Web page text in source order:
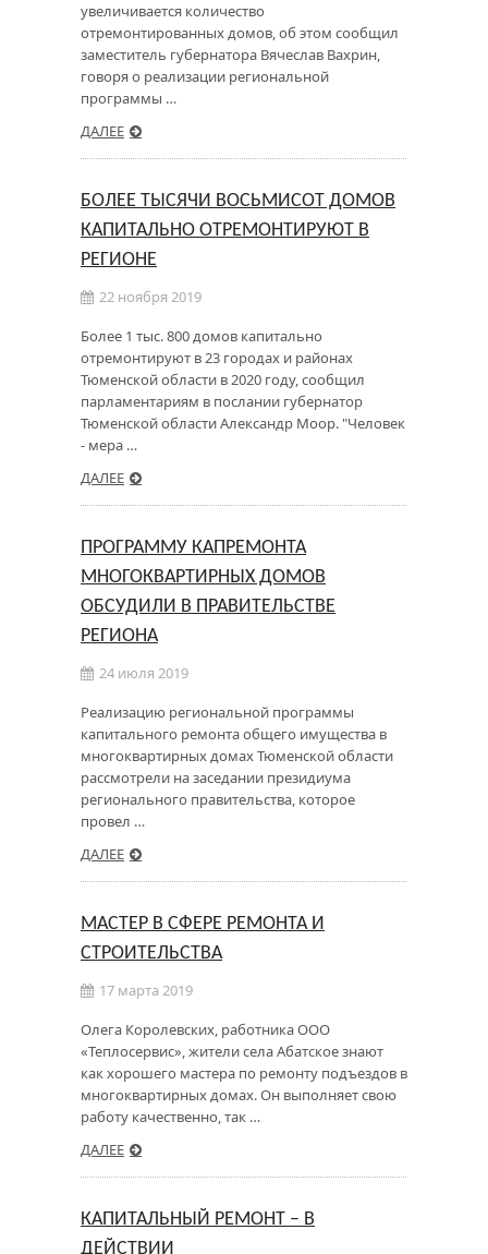
увеличивается количество
отремонтированных домов, об этом сообщил
заместитель губернатора Вячеслав Вахрин,
говоря о реализации региональной
программы …
ДАЛЕЕ
БОЛЕЕ ТЫСЯЧИ ВОСЬМИСОТ ДОМОВ
КАПИТАЛЬНО ОТРЕМОНТИРУЮТ В
РЕГИОНЕ
22 ноября 2019
Более 1 тыс. 800 домов капитально
отремонтируют в 23 городах и районах
Тюменской области в 2020 году, сообщил
парламентариям в послании губернатор
Тюменской области Александр Моор. "Человек
- мера …
ДАЛЕЕ
ПРОГРАММУ КАПРЕМОНТА
МНОГОКВАРТИРНЫХ ДОМОВ
ОБСУДИЛИ В ПРАВИТЕЛЬСТВЕ
РЕГИОНА
24 июля 2019
Реализацию региональной программы
капитального ремонта общего имущества в
многоквартирных домах Тюменской области
рассмотрели на заседании президиума
регионального правительства, которое
провел …
ДАЛЕЕ
МАСТЕР В СФЕРЕ РЕМОНТА И
СТРОИТЕЛЬСТВА
17 марта 2019
Олега Королевских, работника ООО
«Теплосервис», жители села Абатское знают
как хорошего мастера по ремонту подъездов в
многоквартирных домах. Он выполняет свою
работу качественно, так …
ДАЛЕЕ
КАПИТАЛЬНЫЙ РЕМОНТ – В
ДЕЙСТВИИ